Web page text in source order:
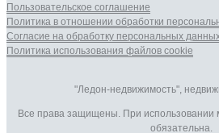
Пользовательское соглашение
Политика в отношении обработки
Согласие на обработку персональных
Политика использования файлов cookie
"Ледон-недвижимость",
Все права защищены. При использовании
обязательна.